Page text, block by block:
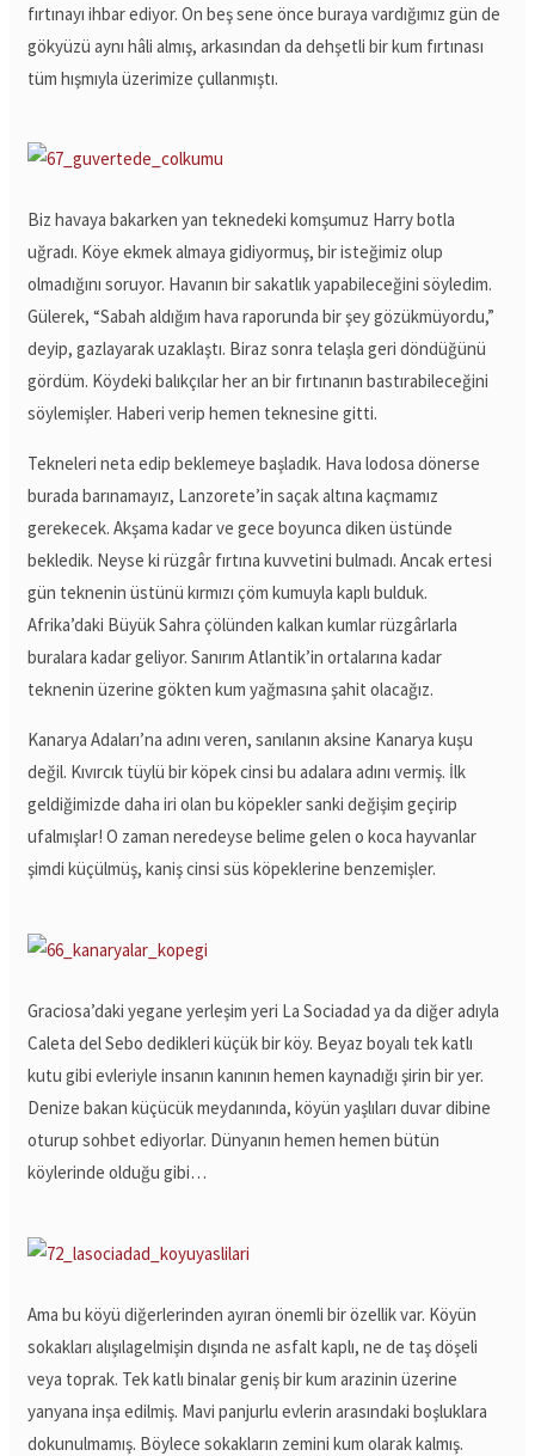
fırtınayı ihbar ediyor. On beş sene önce buraya vardığımız gün de
gökyüzü aynı hâli almış, arkasından da dehşetli bir kum fırtınası
tüm hışmıyla üzerimize çullanmıştı.
Biz havaya bakarken yan teknedeki komşumuz Harry botla
uğradı. Köye ekmek almaya gidiyormuş, bir isteğimiz olup
olmadığını soruyor. Havanın bir sakatlık yapabileceğini söyledim.
Gülerek, “Sabah aldığım hava raporunda bir şey gözükmüyordu,”
deyip, gazlayarak uzaklaştı. Biraz sonra telaşla geri döndüğünü
gördüm. Köydeki balıkçılar her an bir fırtınanın bastırabileceğini
söylemişler. Haberi verip hemen teknesine gitti.
Tekneleri neta edip beklemeye başladık. Hava lodosa dönerse
burada barınamayız, Lanzorete’in saçak altına kaçmamız
gerekecek. Akşama kadar ve gece boyunca diken üstünde
bekledik. Neyse ki rüzgâr fırtına kuvvetini bulmadı. Ancak ertesi
gün teknenin üstünü kırmızı çöm kumuyla kaplı bulduk.
Afrika’daki Büyük Sahra çölünden kalkan kumlar rüzgârlarla
buralara kadar geliyor. Sanırım Atlantik’in ortalarına kadar
teknenin üzerine gökten kum yağmasına şahit olacağız.
Kanarya Adaları’na adını veren, sanılanın aksine Kanarya kuşu
değil. Kıvırcık tüylü bir köpek cinsi bu adalara adını vermiş. İlk
geldiğimizde daha iri olan bu köpekler sanki değişim geçirip
ufalmışlar! O zaman neredeyse belime gelen o koca hayvanlar
şimdi küçülmüş, kaniş cinsi süs köpeklerine benzemişler.
Graciosa’daki yegane yerleşim yeri La Sociadad ya da diğer adıyla
Caleta del Sebo dedikleri küçük bir köy. Beyaz boyalı tek katlı
kutu gibi evleriyle insanın kanının hemen kaynadığı şirin bir yer.
Denize bakan küçücük meydanında, köyün yaşlıları duvar dibine
oturup sohbet ediyorlar. Dünyanın hemen hemen bütün
köylerinde olduğu gibi…
Ama bu köyü diğerlerinden ayıran önemli bir özellik var. Köyün
sokakları alışılagelmişin dışında ne asfalt kaplı, ne de taş döşeli
veya toprak. Tek katlı binalar geniş bir kum arazinin üzerine
yanyana inşa edilmiş. Mavi panjurlu evlerin arasındaki boşluklara
dokunulmamış. Böylece sokakların zemini kum olarak kalmış.